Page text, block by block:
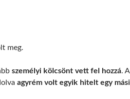
meg.
személyi kölcsönt vett fel hozzá.
agyrém volt egyik hitelt egy